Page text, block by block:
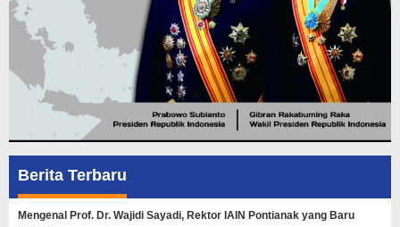
Berita Terbaru
Mengenal Prof. Dr. Wajidi Sayadi, Rektor IAIN Pontianak yang Baru